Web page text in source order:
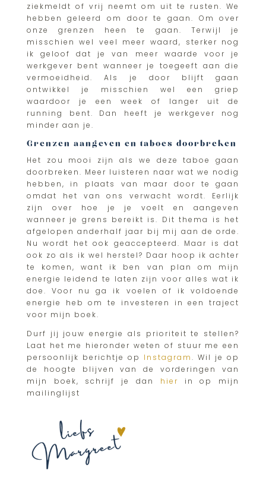
ziekmeldt of vrij neemt om uit te rusten. We
hebben geleerd om door te gaan. Om over
onze grenzen heen te gaan. Terwijl je
misschien wel veel meer waard, sterker nog
ik geloof dat je van meer waarde voor je
werkgever bent wanneer je toegeeft aan die
vermoeidheid. Als je door blijft gaan
ontwikkel je misschien wel een griep
waardoor je een week of langer uit de
running bent. Dan heeft je werkgever nog
minder aan je.
Grenzen aangeven en taboes doorbreken
Het zou mooi zijn als we deze taboe gaan
doorbreken. Meer luisteren naar wat we nodig
hebben, in plaats van maar door te gaan
omdat het van ons verwacht wordt. Eerlijk
zijn over hoe je je voelt en aangeven
wanneer je grens bereikt is. Dit thema is het
afgelopen anderhalf jaar bij mij aan de orde.
Nu wordt het ook geaccepteerd. Maar is dat
ook zo als ik wel herstel? Daar hoop ik achter
te komen, want ik ben van plan om mijn
energie leidend te laten zijn voor alles wat ik
doe. Voor nu ga ik voelen of ik voldoende
energie heb om te investeren in een traject
voor mijn boek.
Durf jij jouw energie als prioriteit te stellen?
Laat het me hieronder weten of stuur me een
persoonlijk berichtje op Instagram. Wil je op
de hoogte blijven van de vorderingen van
mijn boek, schrijf je dan hier in op mijn
mailinglijst